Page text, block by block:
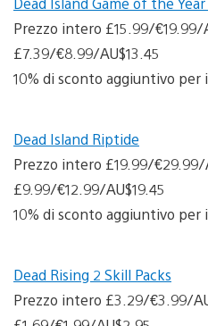
Prezzo intero £15.99/
£7.39/€8.99/AU$13.45
10% di sconto aggiuntivo per
Dead Island Riptide
Prezzo intero £19.99/
£9.99/€12.99/AU$19.45
10% di sconto aggiuntivo per
Dead Rising 2 Skill Packs
Prezzo intero £3.29/€3.99/